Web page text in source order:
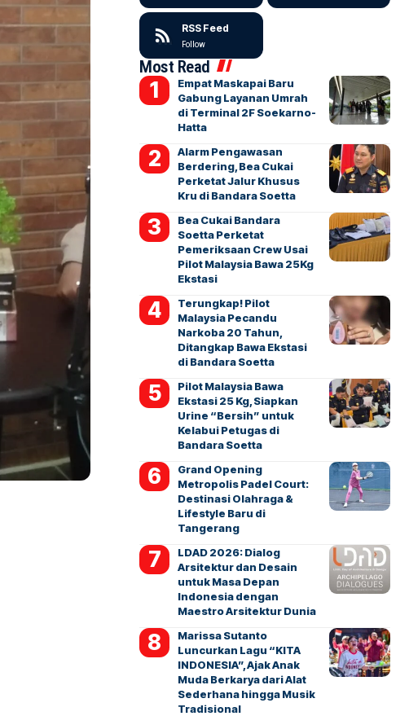
RSS Feed
Follow
Most Read
Empat Maskapai Baru
Gabung Layanan Umrah
di Terminal 2F Soekarno-
Hatta
Alarm Pengawasan
Berdering, Bea Cukai
Perketat Jalur Khusus
Kru di Bandara Soetta
Bea Cukai Bandara
Soetta Perketat
Pemeriksaan Crew Usai
Pilot Malaysia Bawa 25Kg
Ekstasi
Terungkap! Pilot
Malaysia Pecandu
Narkoba 20 Tahun,
Ditangkap Bawa Ekstasi
di Bandara Soetta
Pilot Malaysia Bawa
Ekstasi 25 Kg, Siapkan
Urine “Bersih” untuk
Kelabui Petugas di
Bandara Soetta
Grand Opening
Metropolis Padel Court:
Destinasi Olahraga &
Lifestyle Baru di
Tangerang
LDAD 2026: Dialog
Arsitektur dan Desain
untuk Masa Depan
Indonesia dengan
Maestro Arsitektur Dunia
Marissa Sutanto
Luncurkan Lagu “KITA
INDONESIA”, Ajak Anak
Muda Berkarya dari Alat
Sederhana hingga Musik
Tradisional